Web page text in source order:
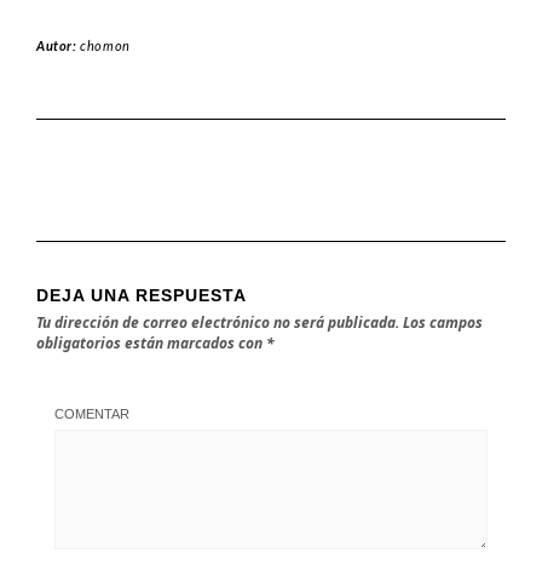
Autor:chomon
DEJA UNA RESPUESTA
Tu dirección de correo electrónico no será publicada. Los campos
obligatorios están marcados con *
COMENTAR